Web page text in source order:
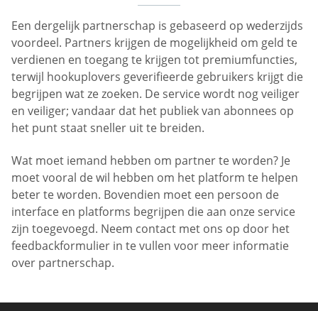
Een dergelijk partnerschap is gebaseerd op wederzijds
voordeel. Partners krijgen de mogelijkheid om geld te
verdienen en toegang te krijgen tot premiumfuncties,
terwijl hookuplovers geverifieerde gebruikers krijgt die
begrijpen wat ze zoeken. De service wordt nog veiliger
en veiliger; vandaar dat het publiek van abonnees op
het punt staat sneller uit te breiden.
Wat moet iemand hebben om partner te worden? Je
moet vooral de wil hebben om het platform te helpen
beter te worden. Bovendien moet een persoon de
interface en platforms begrijpen die aan onze service
zijn toegevoegd. Neem contact met ons op door het
feedbackformulier in te vullen voor meer informatie
over partnerschap.